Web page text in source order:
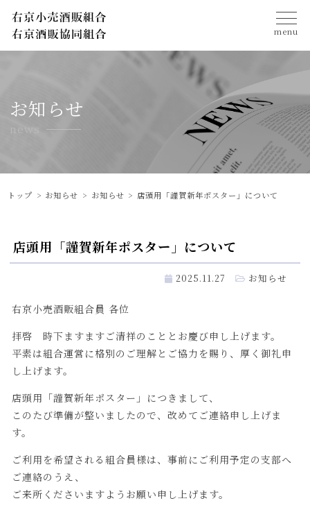
menu
お知らせ
news
トップ お知らせ お知らせ 店頭用「謹賀新年ポスター」について
店頭用「謹賀新年ポスター」について
2025.11.27 お知らせ
右京小売酒販組合員 各位
拝啓 時下ますますご清祥のこととお慶び申し上げます。
平素は組合運営に格別のご理解とご協力を賜り、厚く御礼申
し上げます。
店頭用「謹賀新年ポスター」につきまして、
このたび準備が整いましたので、改めてご連絡申し上げま
す。
ご利用を希望される組合員様は、事前にご利用予定の支部へ
ご連絡のうえ、
ご来所くださいますようお願い申し上げます。